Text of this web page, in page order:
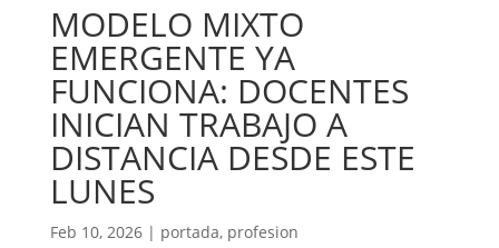
MODELO MIXTO
EMERGENTE YA
FUNCIONA: DOCENTES
INICIAN TRABAJO A
DISTANCIA DESDE ESTE
LUNES
Feb 10, 2026| portada, profesion